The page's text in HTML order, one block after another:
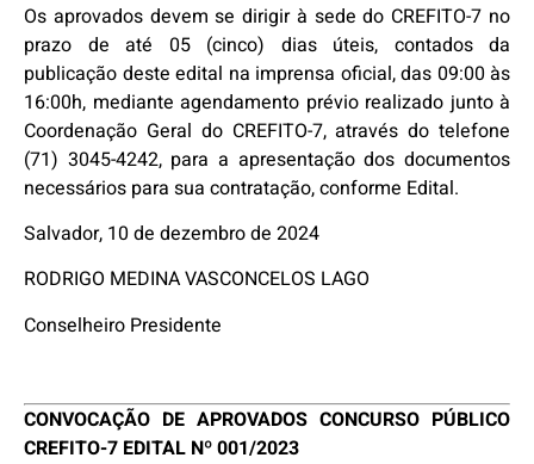
Os aprovados devem se dirigir à sede do CREFITO-7 no
prazo de até 05 (cinco) dias úteis, contados da
publicação deste edital na imprensa oficial, das 09:00 às
16:00h, mediante agendamento prévio realizado junto à
Coordenação Geral do CREFITO-7, através do telefone
(71) 3045-4242, para a apresentação dos documentos
necessários para sua contratação, conforme Edital.
Salvador, 10 de dezembro de 2024
RODRIGO MEDINA VASCONCELOS LAGO
Conselheiro Presidente
CONVOCAÇÃO DE APROVADOS CONCURSO PÚBLICO
CREFITO-7 EDITAL Nº 001/2023